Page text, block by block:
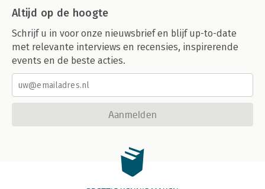
Altijd op de hoogte
Schrijf u in voor onze nieuwsbrief en blijf up-to-date
met relevante interviews en recensies, inspirerende
events en de beste acties.
Aanmelden